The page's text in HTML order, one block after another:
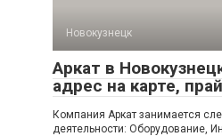
Новокузнецк
Аркат в
адрес на карте,
Компания Аркат занимается
деятельности: Оборудование,